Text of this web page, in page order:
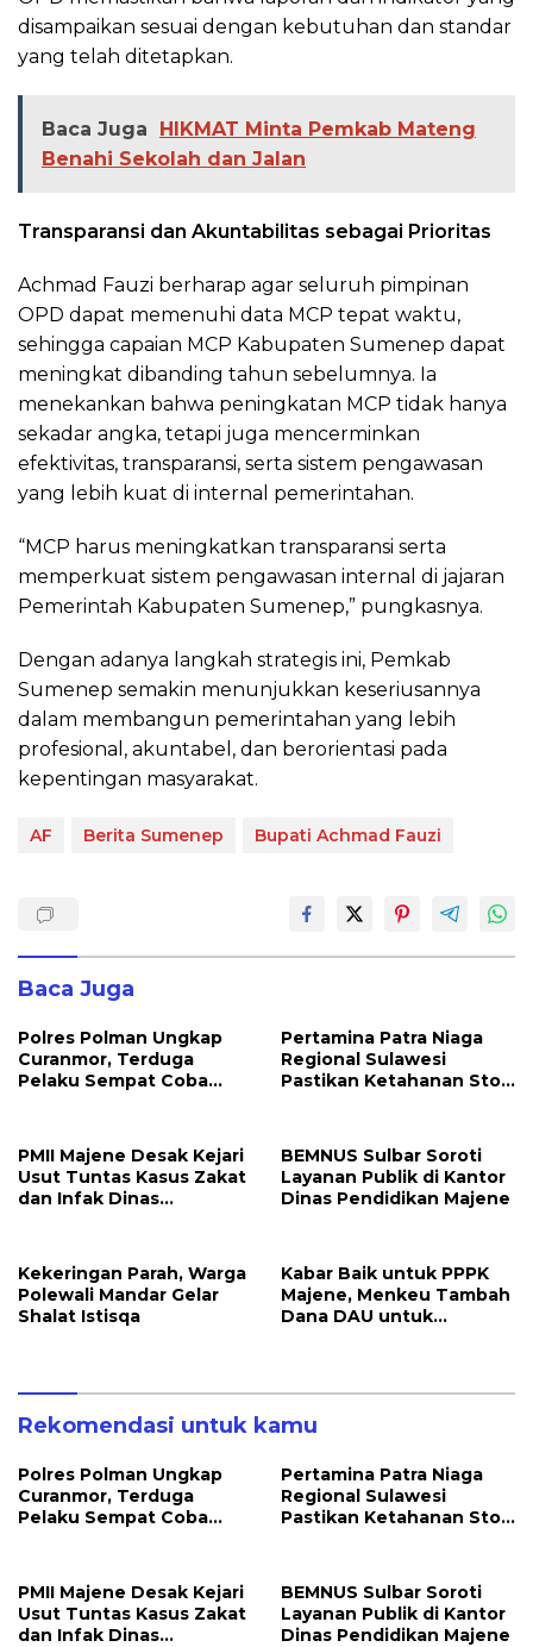
disampaikan sesuai dengan kebutuhan dan standar
yang telah ditetapkan.
Baca Juga
HIKMAT Minta Pemkab Mateng
Benahi Sekolah dan Jalan
Transparansi dan Akuntabilitas sebagai Prioritas
Achmad Fauzi berharap agar seluruh pimpinan
OPD dapat memenuhi data MCP tepat waktu,
sehingga capaian MCP Kabupaten Sumenep dapat
meningkat dibanding tahun sebelumnya. Ia
menekankan bahwa peningkatan MCP tidak hanya
sekadar angka, tetapi juga mencerminkan
efektivitas, transparansi, serta sistem pengawasan
yang lebih kuat di internal pemerintahan.
“MCP harus meningkatkan transparansi serta
memperkuat sistem pengawasan internal di jajaran
Pemerintah Kabupaten Sumenep,” pungkasnya.
Dengan adanya langkah strategis ini, Pemkab
Sumenep semakin menunjukkan keseriusannya
dalam membangun pemerintahan yang lebih
profesional, akuntabel, dan berorientasi pada
kepentingan masyarakat.
AF Berita Sumenep Bupati Achmad Fauzi
Baca Juga
Polres Polman Ungkap
Curanmor, Terduga
Pelaku Sempat Coba
Pertamina Patra Niaga
Regional Sulawesi
Pastikan Ketahanan Stok
PMII Majene Desak Kejari
Usut Tuntas Kasus Zakat
dan Infak Dinas
BEMNUS Sulbar Soroti
Layanan Publik di Kantor
Dinas Pendidikan Majene
Kekeringan Parah, Warga
Polewali Mandar Gelar
Shalat Istisqa
Kabar Baik untuk PPPK
Majene, Menkeu Tambah
Dana DAU untuk
Rekomendasi untuk kamu
Polres Polman Ungkap
Curanmor, Terduga
Pelaku Sempat Coba
Pertamina Patra Niaga
Regional Sulawesi
Pastikan Ketahanan Stok
PMII Majene Desak Kejari
Usut Tuntas Kasus Zakat
dan Infak Dinas
BEMNUS Sulbar Soroti
Layanan Publik di Kantor
Dinas Pendidikan Majene